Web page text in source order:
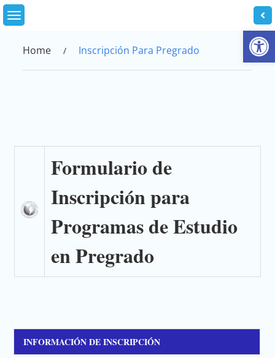
Skip
Home Inscripción Para Pregrado
Formulario de
Inscripción para
Programas de Estudio
en Pregrado
INFORMACIÓN DE INSCRIPCIÓN